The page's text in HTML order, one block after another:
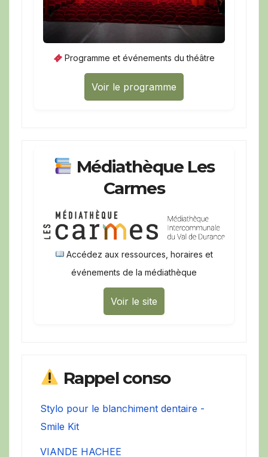
Programme et événements du théâtre
Voir le programme
Médiathèque Les
Carmes
Accédez aux ressources, horaires et
événements de la médiathèque
Voir le site
Rappel conso
Stylo pour le blanchiment dentaire -
Smile Kit
VIANDE HACHEE